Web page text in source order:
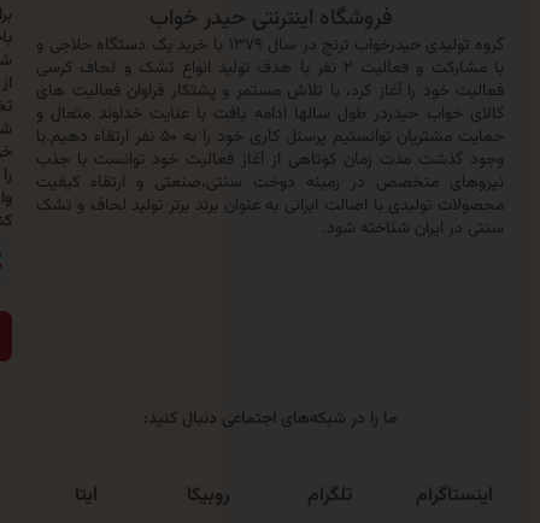
فروشگاه اینترنتی حیدر خواب
گروه تولیدی حیدرخواب ترنج در سال ۱۳۷۹ با خرید یک دستگاه حلاجی و
با مشارکت و فعالیت ۲ نفر با هدف تولید انواع تشک و لحاف کرسی
خود را آغاز کرد، با تلاش مستمر و پشتکار فراوان فعالیت های
حیدردر طول سالها ادامه یافت با عنایت خداوند متعال و
حمایت مشتریان توانستیم پرسنل کاری خود را به ۵۰ نفر ارتقاء دهیم.با
مدت زمان کوتاهی از آغاز فعالیت خود توانست با جذب
متخصص در زمینه دوخت سنتی،صنعتی و ارتقاء کیفیت
تولیدی با اصالت ایرانی به عنوان برند برتر تولید لحاف و تشک
ایران شناخته شود.
باخبر
شدن
تخفیف‌ها
شماره
خود
را
وارد
کنید:
ما را در شبکه‌های اجتماعی دنبال کنید:
تلگرام روبیکا